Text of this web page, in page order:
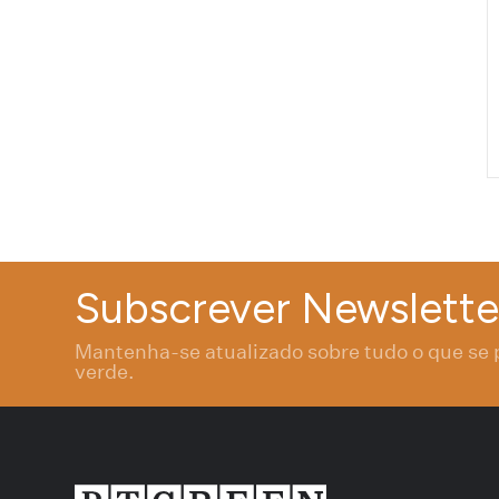
Subscrever
Mantenha-se atualizado sobre tudo o que se
verde.